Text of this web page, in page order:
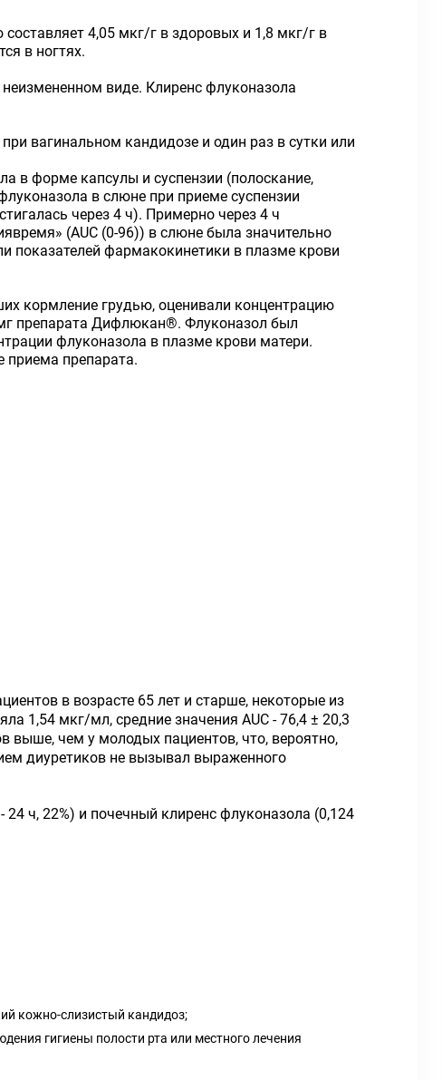
4,05 мкг/г в здоровых и 1,8 мкг/г в
в ногтях.
виде. Клиренс флуконазола
вагинальном кандидозе и один раз в сутки или
в форме капсулы и суспензии (полоскание,
в слюне при приеме суспензии
через 4 ч). Примерно через 4 ч
(AUC (0-96)) в слюне была значительно
показателей фармакокинетики в плазме крови
кормление грудью, оценивали концентрацию
препарата Дифлюкан®. Флуконазол был
флуконазола в плазме крови матери.
приема препарата.
в возрасте 65 лет и старше, некоторые из
1,54 мкг/мл, средние значения AUC - 76,4 ± 20,3
выше, чем у молодых пациентов, что, вероятно,
диуретиков не вызывал выраженного
ч, 22%) и почечный клиренс флуконазола (0,124
кожно-слизистый кандидоз;
гигиены полости рта или местного лечения